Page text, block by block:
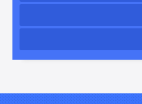
منتشر شد